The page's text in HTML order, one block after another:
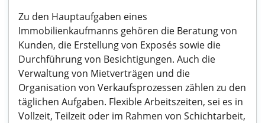
Zu den Hauptaufgaben eines
Immobilienkaufmanns gehören die Beratung von
Kunden, die Erstellung von Exposés sowie die
Durchführung von Besichtigungen. Auch die
Verwaltung von Mietverträgen und die
Organisation von Verkaufsprozessen zählen zu den
täglichen Aufgaben. Flexible Arbeitszeiten, sei es in
Vollzeit, Teilzeit oder im Rahmen von Schichtarbeit,